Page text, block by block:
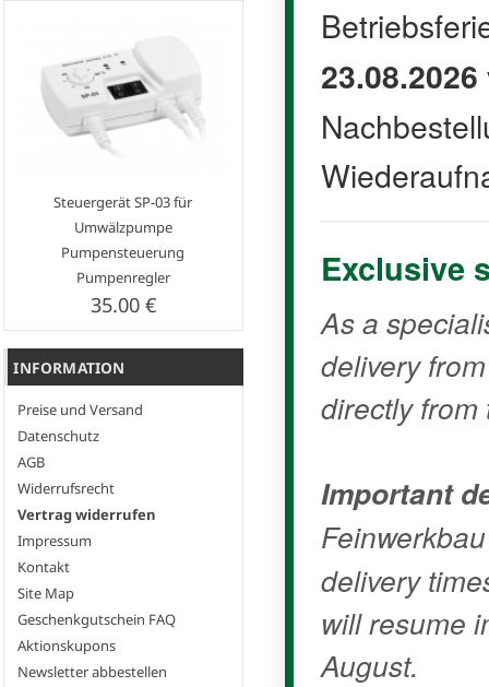
Steuergerät SP-03 für
Umwälzpumpe
Pumpensteuerung
Pumpenregler
35.00 €
INFORMATION
Preise und Versand
Datenschutz
AGB
Widerrufsrecht
Vertrag widerrufen
Impressum
Kontakt
Site Map
Geschenkgutschein FAQ
Aktionskupons
Newsletter abbestellen
23.08.2026
Exclusive
As a
delivery
directly
Important
delivery
will resume
August.